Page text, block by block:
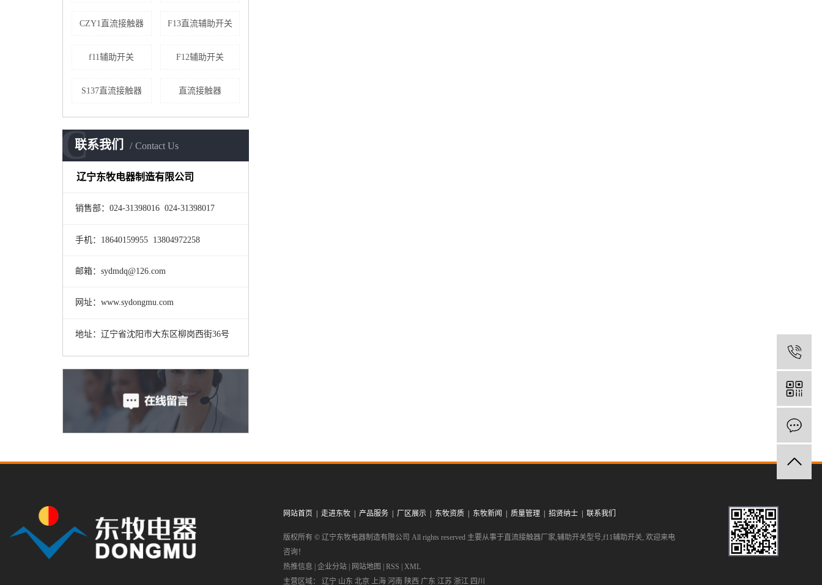
CZY1直流接触器 F13直流辅助开关
f11辅助开关 F12辅助开关
S137直流接触器 直流接触器
联系我们 Contact Us
C
辽宁东牧电器制造有限公司
销售部：024-31398016 024-31398017
手机：18640159955 13804972258
邮箱：sydmdq@126.com
网址：www.sydongmu.com
地址：辽宁省沈阳市大东区柳岗西街36号
网站首页 走进东牧 产品服务 厂区展示 东牧资质 东牧新闻 质量管理 招贤纳士 联系我们
版权所有 © 辽宁东牧电器制造有限公司 All rights reserved 主要从事于直流接触器厂家,辅助开关型号,f11辅助开关, 欢迎来电
咨询！
热推信息
企业分站 网站地图 RSS
XML
主营区域： 辽宁 山东 北京 上海 河南 陕西 广东 江苏 浙江 四川